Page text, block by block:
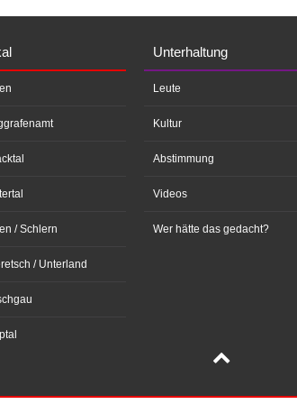
/ Schlern
/ Unterland
Unterhaltung
Leute
Kultur
Abstimmung
Videos
Wer hätte das gedacht?